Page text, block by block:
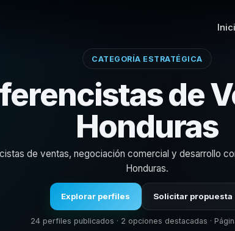
CATEGORÍA ESTRATÉGICA
de
Honduras
de ventas, negociación comercial y desarrollo
Honduras.
Explorar perfiles Solicitar propuesta
24 perfiles publicados · 2 opciones destacadas ·